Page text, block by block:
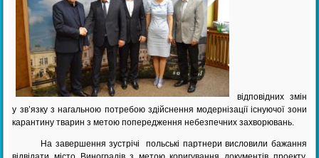
відповідних змін
у зв’язку з нагальною потребою здійснення модернізації існуючої зони
карантину тварин з метою попередження небезпечних захворювань.
На завершення зустрічі польські партнери висловили бажання